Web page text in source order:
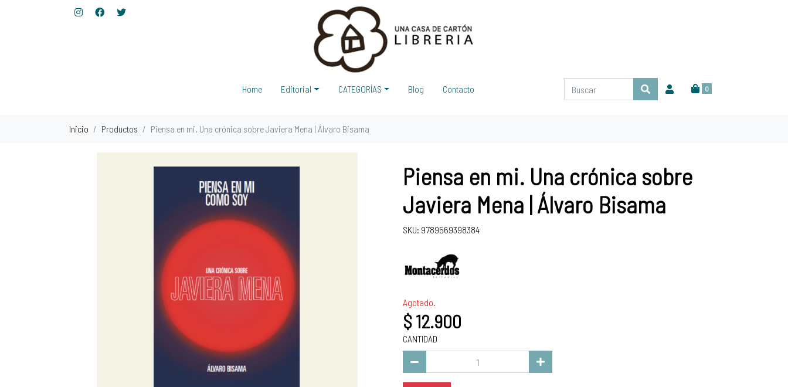
0
Home Editorial CATEGORÍAS Blog Contacto
Inicio Productos Piensa en mi. Una crónica sobre Javiera Mena | Álvaro Bisama
Piensa en mi. Una crónica sobre
Javiera Mena | Álvaro Bisama
SKU: 9789569398384
Agotado.
$ 12.900
CANTIDAD